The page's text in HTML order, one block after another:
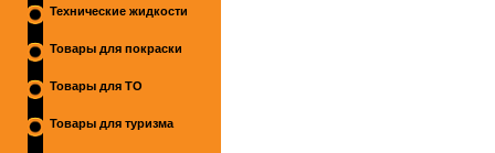
Технические жидкости
Товары для покраски
Товары для ТО
Товары для туризма